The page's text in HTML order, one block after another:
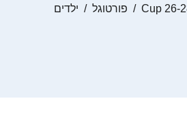
פורטוגל ילדים